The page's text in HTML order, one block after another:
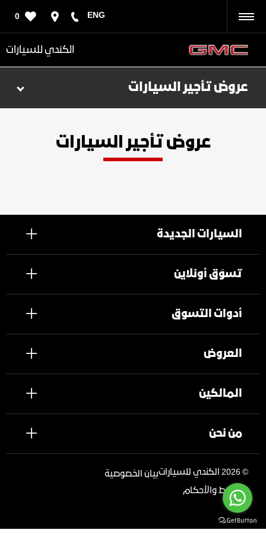
ENG
0
الكندي للسيارات
عروض تأجير السيارات
عروض تأجير السيارات
السيارات الجديدة
تسوَق أونلاين
أدوات التسوق
العروض
المالكين
من نحن
©2026 الكندي للسيارات
بيان الخصوصية
الشروط والأحكام